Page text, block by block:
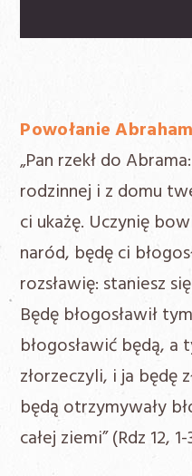
Powołanie
„Pan rzekł do
rodzinnej i z domu
ci ukażę. Uczynię
naród, będę ci
rozsławię: staniesz
Będę błogosławił
błogosławić będą,
złorzeczyli, i ja będę
będą otrzymywały
całej ziemi” (Rdz 12, 1-